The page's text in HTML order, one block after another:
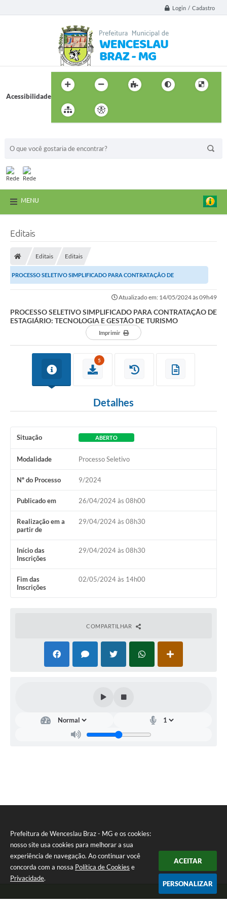
Prefeitura de Wenceslau Braz - MG e os cookies:
nosso site usa cookies para melhorar a sua
experiência de navegação. Ao continuar você
concorda com a nossa Política de Cookies e
Privacidade.
ACEITAR
PERSONALIZAR
Login / Cadastro
Acessibilidade
MENU
Editais
Editais Editais
PROCESSO SELETIVO SIMPLIFICADO PARA CONTRATAÇÃO DE
Atualizado em: 14/05/2024 às 09h49
PROCESSO SELETIVO SIMPLIFICADO PARA CONTRATAÇÃO DE
ESTAGIÁRIO: TECNOLOGIA E GESTÃO DE TURISMO
Imprimir
5
Detalhes
Situação ABERTO
Modalidade Processo Seletivo
Nº do Processo 9/2024
Publicado em 26/04/2024 às 08h00
Realização em a
partir de
29/04/2024 às 08h30
Início das
Inscrições
29/04/2024 às 08h30
Fim das
Inscrições
02/05/2024 às 14h00
COMPARTILHAR
Telefone: (35) 99971-1768